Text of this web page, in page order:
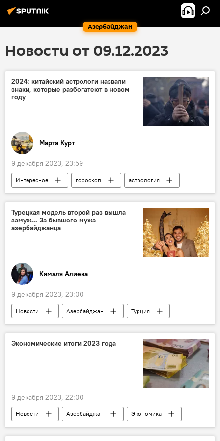
Азербайджан
Новости от 09.12.2023
2024: китайский астрологи назвали
знаки, которые разбогатеют в новом
году
Марта Курт
9 декабря 2023, 23:59
Интересное гороскоп
астрология
знаки зодиака
Новый год по восточному календарю
везение
Турецкая модель второй раз вышла
замуж... За бывшего мужа-
азербайджанца
Кямаля Алиева
9 декабря 2023, 23:00
Новости Азербайджан
Турция
блогеры
Свадьбы в Азербайджане
Развод
Баку ЖИЗНЬ
Экономические итоги 2023 года
9 декабря 2023, 22:00
Новости Азербайджан
Экономика
анонс
Пресс-центр